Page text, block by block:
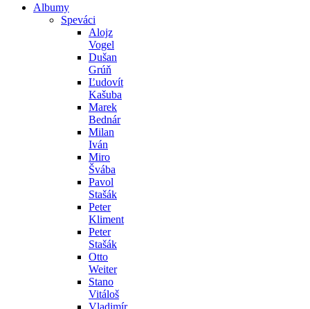
Albumy
Speváci
Alojz
Vogel
Dušan
Grúň
Ľudovít
Kašuba
Marek
Bednár
Milan
Iván
Miro
Švába
Pavol
Stašák
Peter
Kliment
Peter
Stašák
Otto
Weiter
Stano
Vitáloš
Vladimír